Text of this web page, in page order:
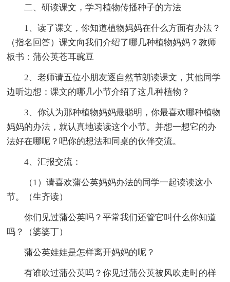
二、研读课文，学习植物传播种子的方法
1、读了课文，你知道植物妈妈在什么方面有办法？
（指名回答）课文向我们介绍了哪几种植物妈妈？教师
板书：蒲公英苍耳豌豆
2、老师请五位小朋友逐自然节朗读课文，其他同学
边听边想：课文的哪几小节介绍了这几种植物？
3、你认为那种植物妈妈最聪明，你最喜欢哪种植物
妈妈的办法，就认真地读读这个小节。并想一想它的办
法好在哪呢？吧你的想法和同桌的伙伴交流。
4、汇报交流：
（1）请喜欢蒲公英妈妈办法的同学一起读读这小
节。（生齐读）
你们见过蒲公英吗？平常我们还管它叫什么你知道
吗？（婆婆丁）
蒲公英娃娃是怎样离开妈妈的呢？
有谁吹过蒲公英吗？你见过蒲公英被风吹走时的样